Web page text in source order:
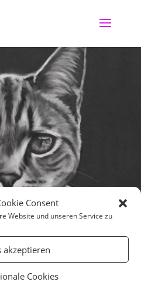
Consent
Website und unseren Service zu
akzeptieren
Cookies